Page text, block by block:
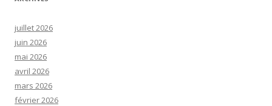
juillet 2026
juin 2026
mai 2026
avril 2026
mars 2026
février 2026